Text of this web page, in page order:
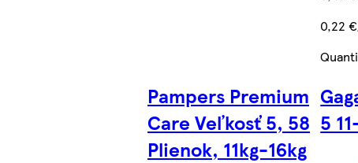
0,22
Pampers Premium
Care Veľkosť 5, 58
Plienok, 11kg-16kg
5